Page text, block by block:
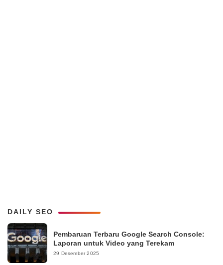
DAILY SEO
Pembaruan Terbaru Google Search Console:
Laporan untuk Video yang Terekam
29 Desember 2025